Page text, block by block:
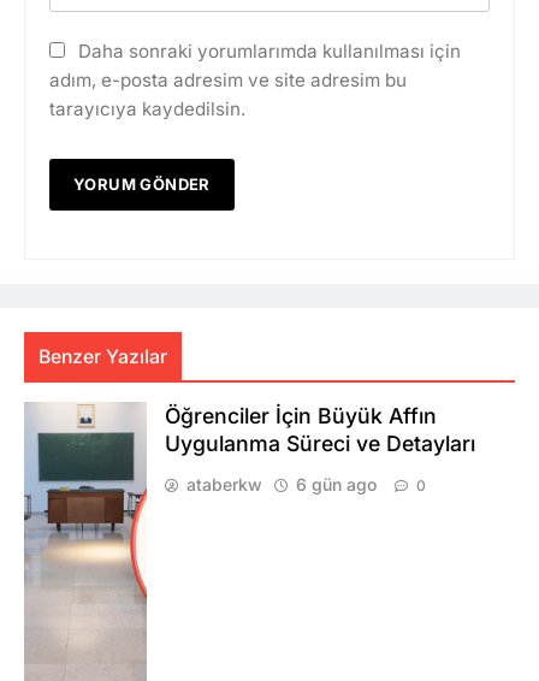
Daha sonraki yorumlarımda kullanılması için
adım, e-posta adresim ve site adresim bu
tarayıcıya kaydedilsin.
Benzer Yazılar
Öğrenciler İçin Büyük Affın
Uygulanma Süreci ve Detayları
ataberkw 6 gün ago 0